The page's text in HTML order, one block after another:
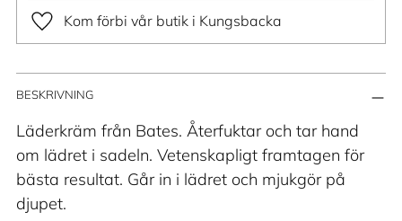
Kom förbi vår butik i Kungsbacka
Lägger
till
produkt
i
din
varukorg
BESKRIVNING
Läderkräm från Bates. Återfuktar och tar hand
om lädret i sadeln. Vetenskapligt framtagen för
bästa resultat. Går in i lädret och mjukgör på
djupet.